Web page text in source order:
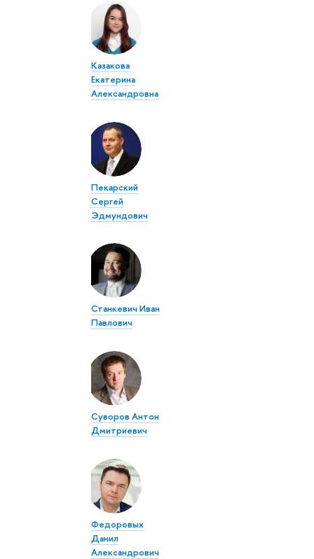
Казакова
Екатерина
Александровна
Пекарский
Сергей
Эдмундович
Станкевич Иван
Павлович
Суворов Антон
Дмитриевич
Федоровых
Данил
Александрович